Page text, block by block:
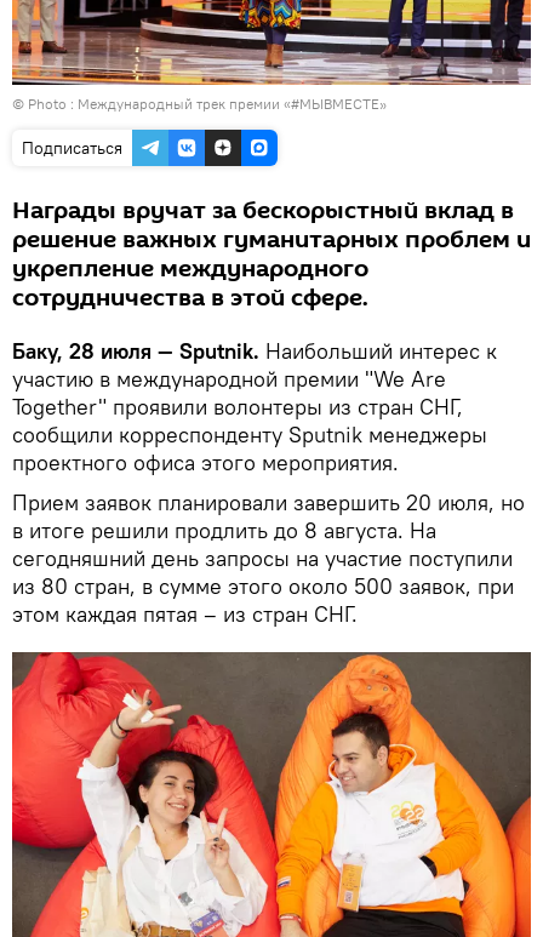
© Photo : Международный трек премии «#МЫВМЕСТЕ»
Подписаться
Награды вручат за бескорыстный вклад в
решение важных гуманитарных проблем и
укрепление международного
сотрудничества в этой сфере.
Баку, 28 июля — Sputnik. Наибольший интерес к
участию в международной премии "We Are
Together" проявили волонтеры из стран СНГ,
сообщили корреспонденту Sputnik менеджеры
проектного офиса этого мероприятия.
Прием заявок планировали завершить 20 июля, но
в итоге решили продлить до 8 августа. На
сегодняшний день запросы на участие поступили
из 80 стран, в сумме этого около 500 заявок, при
этом каждая пятая – из стран СНГ.